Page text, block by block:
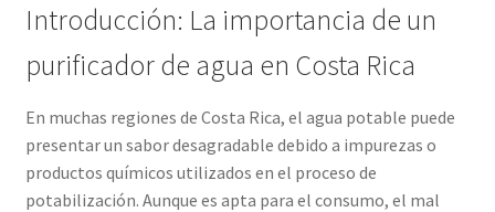
Introducción: La importancia de un
purificador de agua en Costa Rica
En muchas regiones de Costa Rica, el agua potable puede
presentar un sabor desagradable debido a impurezas o
productos químicos utilizados en el proceso de
potabilización. Aunque es apta para el consumo, el mal